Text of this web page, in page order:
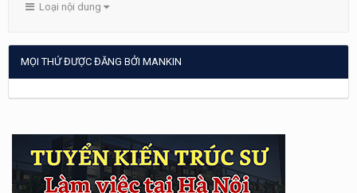
Loại nội dung
MỌI THỨ ĐƯỢC ĐĂNG BỞI MANKIN